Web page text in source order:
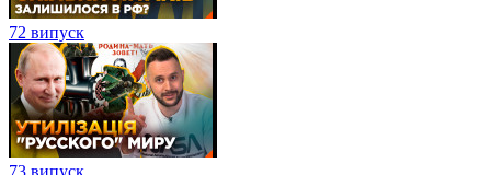
72 випуск
73 випуск